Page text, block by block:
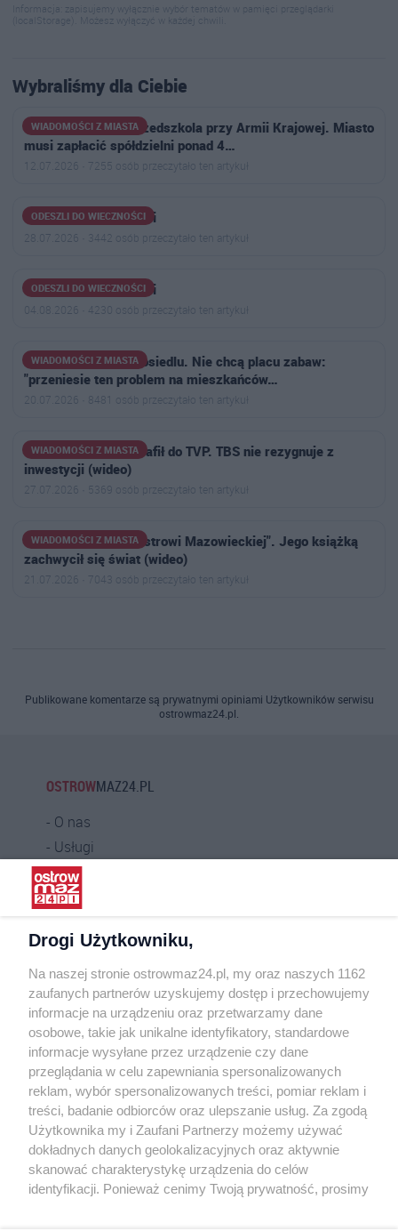
Informacja: zapisujemy wyłącznie wybór tematów w pamięci przeglądarki
(localStorage). Możesz wyłączyć w każdej chwili.
Wybraliśmy dla Ciebie
WIADOMOŚCI Z MIASTA
Wyrok w sprawie przedszkola przy Armii Krajowej. Miasto
musi zapłacić spółdzielni ponad 4…
12.07.2026 · 7255 osób przeczytało ten artykuł
ODESZLI DO WIECZNOŚCI
Odeszli do wieczności
28.07.2026 · 3442 osób przeczytało ten artykuł
ODESZLI DO WIECZNOŚCI
Odeszli do wieczności
04.08.2026 · 4230 osób przeczytało ten artykuł
WIADOMOŚCI Z MIASTA
Narasta konflikt na osiedlu. Nie chcą placu zabaw:
"przeniesie ten problem na mieszkańców…
20.07.2026 · 8481 osób przeczytało ten artykuł
WIADOMOŚCI Z MIASTA
Spór o plac zabaw trafił do TVP. TBS nie rezygnuje z
inwestycji (wideo)
27.07.2026 · 5369 osób przeczytało ten artykuł
WIADOMOŚCI Z MIASTA
"Zwykły chłopak z Ostrowi Mazowieckiej". Jego książką
zachwycił się świat (wideo)
21.07.2026 · 7043 osób przeczytało ten artykuł
Publikowane komentarze są prywatnymi opiniami Użytkowników serwisu
ostrowmaz24.pl.
OSTROWMAZ24.PL
O nas
Usługi
Praca
Warunki korzystania
Kontakt
INFORMATOR
Bankomaty
Msze święte
Nocna pomoc lekarska
Taxi
REKLAMA
Banery i artykuły
Reklama wideo
Drogi Użytkowniku,
Na naszej stronie ostrowmaz24.pl, my oraz naszych 1162
zaufanych partnerów uzyskujemy dostęp i przechowujemy
informacje na urządzeniu oraz przetwarzamy dane
osobowe, takie jak unikalne identyfikatory, standardowe
informacje wysyłane przez urządzenie czy dane
przeglądania w celu zapewniania spersonalizowanych
reklam, wybór spersonalizowanych treści, pomiar reklam i
treści, badanie odbiorców oraz ulepszanie usług. Za zgodą
Użytkownika my i Zaufani Partnerzy możemy używać
dokładnych danych geolokalizacyjnych oraz aktywnie
skanować charakterystykę urządzenia do celów
identyfikacji. Ponieważ cenimy Twoją prywatność, prosimy